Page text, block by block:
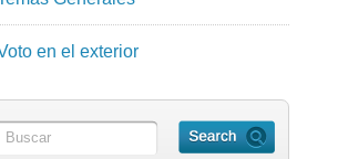
en el exterior